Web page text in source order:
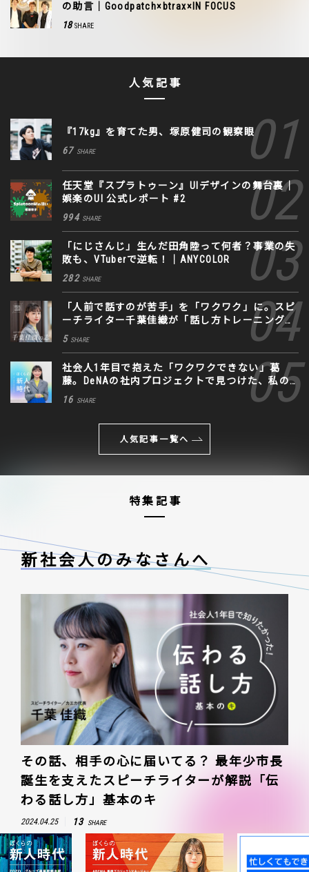
の助言｜Goodpatch×btrax×IN FOCUS
18 SHARE
人気記事
『17kg』を育てた男、塚原健司の観察眼
67 SHARE
任天堂『スプラトゥーン』UIデザインの舞台裏｜
娯楽のUI 公式レポート #2
994 SHARE
「にじさんじ」生んだ田角陸って何者？事業の失
敗も、VTuberで逆転！｜ANYCOLOR
282 SHARE
「人前で話すのが苦手」を「ワクワク」に。スピ
ーチライター千葉佳織が「話し方トレーニング」
に込めた思い
5 SHARE
社会人1年目で抱えた「ワクワクできない」葛
藤。DeNAの社内プロジェクトで見つけた、私の
生きる道
16 SHARE
人気記事一覧へ
特集記事
新社会人のみなさんへ
その話、相手の心に届いてる？ 最年少市長
誕生を支えたスピーチライターが解説「伝
わる話し方」基本のキ
2024.04.25 13 SHARE